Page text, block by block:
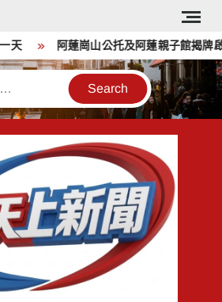
阿蓮崗山公托及阿蓮親子館揭牌啟